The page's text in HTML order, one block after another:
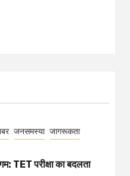
जनसमस्या जागरूकता
TET परीक्षा का बदलता